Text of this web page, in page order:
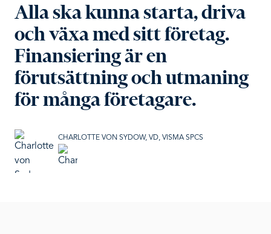
Alla ska kunna starta, driva
och växa med sitt företag.
Finansiering är en
förutsättning och utmaning
för många företagare.
CHARLOTTE VON SYDOW, VD, VISMA SPCS